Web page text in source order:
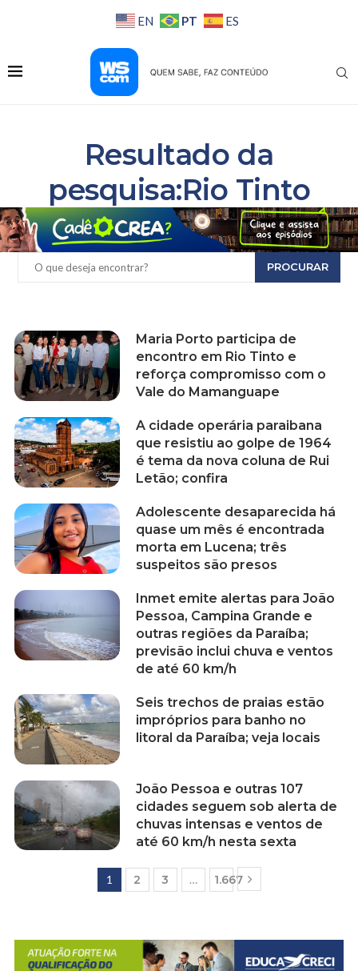
EN PT ES
Resultado da
pesquisa:Rio Tinto
PROCURAR
Maria Porto participa de
encontro em Rio Tinto e
reforça compromisso com o
Vale do Mamanguape
A cidade operária paraibana
que resistiu ao golpe de 1964
é tema da nova coluna de Rui
Letão; confira
Adolescente desaparecida há
quase um mês é encontrada
morta em Lucena; três
suspeitos são presos
Inmet emite alertas para João
Pessoa, Campina Grande e
outras regiões da Paraíba;
previsão inclui chuva e ventos
de até 60 km/h
Seis trechos de praias estão
impróprios para banho no
litoral da Paraíba; veja locais
João Pessoa e outras 107
cidades seguem sob alerta de
chuvas intensas e ventos de
até 60 km/h nesta sexta
1 2 3 … 1.667